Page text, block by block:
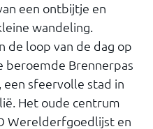
een ontbijtje en
wandeling.
de loop van de dag op
beroemde Brennerpas
een sfeervolle stad in
Het oude centrum
Werelderfgoedlijst en